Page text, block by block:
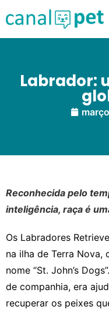
Labrador:
Reconhecida pelo
inteligência, raça é
Os Labradores
na ilha de Terra Nova,
nome “St. John’s
de companhia, era
recuperar os peixes